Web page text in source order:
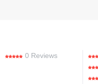
0 Reviews